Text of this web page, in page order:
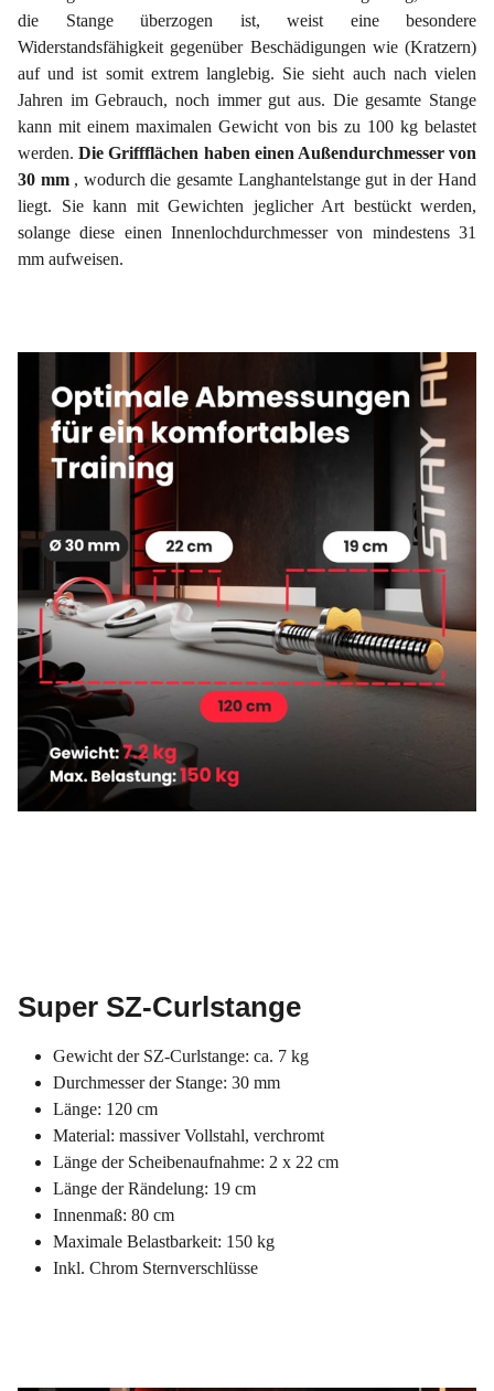
die Stange überzogen ist, weist eine besondere
Widerstandsfähigkeit gegenüber Beschädigungen wie (Kratzern)
auf und ist somit extrem langlebig. Sie sieht auch nach vielen
Jahren im Gebrauch, noch immer gut aus. Die gesamte Stange
kann mit einem maximalen Gewicht von bis zu 100 kg belastet
werden.Die Griffflächen haben einen Außendurchmesser von
30 mm , wodurch die gesamte Langhantelstange gut in der Hand
liegt. Sie kann mit Gewichten jeglicher Art bestückt werden,
solange diese einen Innenlochdurchmesser von mindestens 31
mm aufweisen.
Super SZ-Curlstange
Gewicht der SZ-Curlstange: ca. 7 kg
Durchmesser der Stange: 30 mm
Länge: 120 cm
Material: massiver Vollstahl, verchromt
Länge der Scheibenaufnahme: 2 x 22 cm
Länge der Rändelung: 19 cm
Innenmaß: 80 cm
Maximale Belastbarkeit: 150 kg
Inkl. Chrom Sternverschlüsse